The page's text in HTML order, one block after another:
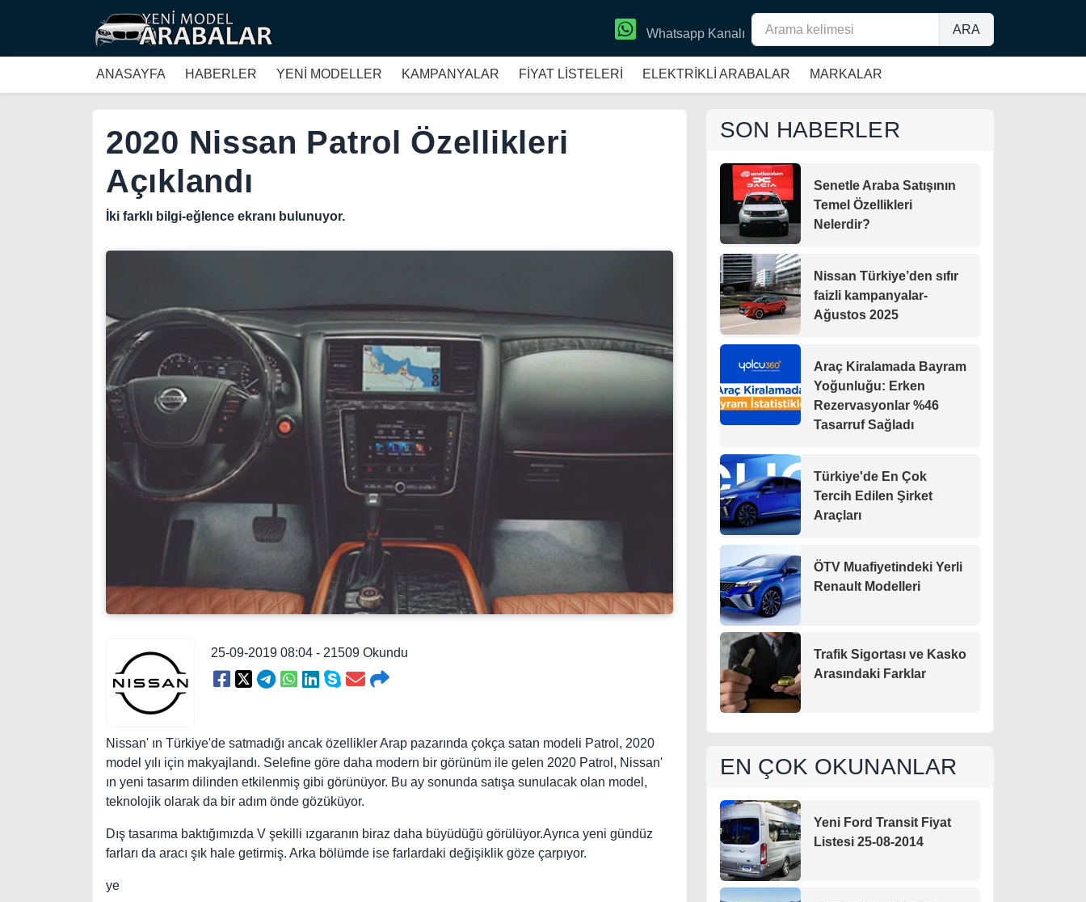
ARA
Whatsapp Kanalı
ANASAYFA HABERLER YENİ MODELLER KAMPANYALAR FİYAT LİSTELERİ ELEKTRİKLİ ARABALAR MARKALAR
2020 Nissan Patrol Özellikleri
Açıklandı
İki farklı bilgi-eğlence ekranı bulunuyor.
25-09-2019 08:04 - 21509 Okundu
Nissan' ın Türkiye'de satmadığı ancak özellikler Arap pazarında çokça satan modeli Patrol, 2020
model yılı için makyajlandı. Selefine göre daha modern bir görünüm ile gelen 2020 Patrol, Nissan'
ın yeni tasarım dilinden etkilenmiş gibi görünüyor. Bu ay sonunda satışa sunulacak olan model,
teknolojik olarak da bir adım önde gözüküyor.
Dış tasarıma baktığımızda V şekilli ızgaranın biraz daha büyüdüğü görülüyor.Ayrıca yeni gündüz
farları da aracı şık hale getirmiş. Arka bölümde ise farlardaki değişiklik göze çarpıyor.
ye
SON HABERLER
Senetle Araba Satışının
Temel Özellikleri
Nelerdir?
Nissan Türkiye’den sıfır
faizli kampanyalar-
Ağustos 2025
Araç Kiralamada Bayram
Yoğunluğu: Erken
Rezervasyonlar %46
Tasarruf Sağladı
Türkiye'de En Çok
Tercih Edilen Şirket
Araçları
ÖTV Muafiyetindeki Yerli
Renault Modelleri
Trafik Sigortası ve Kasko
Arasındaki Farklar
EN ÇOK OKUNANLAR
Yeni Ford Transit Fiyat
Listesi 25-08-2014